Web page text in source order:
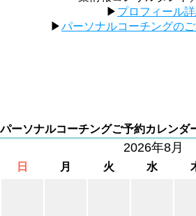
▶︎ プロフィール
▶︎パーソナルコーチングの
パーソナルコーチングご予約カレンダ
2026年8月
日 月 火 水